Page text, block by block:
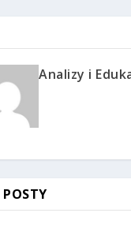
Analizy i